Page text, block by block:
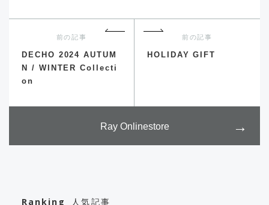
前の記事
DECHO 2024 AUTUM
N / WINTER Collecti
on
前の記事
HOLIDAY GIFT
Ray Onlinestore
Ranking 人気記事